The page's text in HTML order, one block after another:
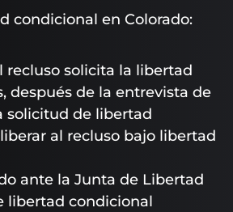
condicional en Colorado:
recluso solicita la libertad
después de la entrevista de
solicitud de libertad
al recluso bajo libertad
ante la Junta de Libertad
libertad condicional